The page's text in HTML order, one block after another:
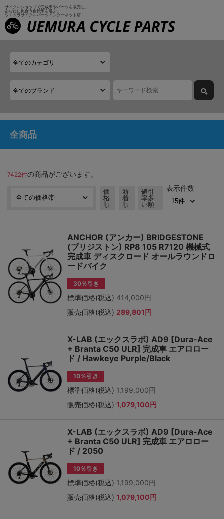
サイクルショップで完成車やパーツを販売し、
あなたに似合う自転車を選ぶ、
ウエムラサイクルパーツインターネット店
全商品
7422件の商品がございます。
価
格
順
新
着
順
値引
率多
い順
表示件数
ANCHOR (アンカー) BRIDGESTONE
(ブリジストン) RP8 105 R7120 機械式
完成車 ディスクロード オールラウンドロ
ードバイク
30％引き
標準価格(税込) 414,000円
販売価格(税込) 289,801円
X-LAB (エックスラボ) AD9 [Dura-Ace
+ Branta C50 ULR] 完成車 エアロロー
ド / Hawkeye Purple/Black
10％引き
標準価格(税込) 1,199,000円
販売価格(税込) 1,079,100円
X-LAB (エックスラボ) AD9 [Dura-Ace
+ Branta C50 ULR] 完成車 エアロロー
ド / 2050
10％引き
標準価格(税込) 1,199,000円
販売価格(税込) 1,079,100円